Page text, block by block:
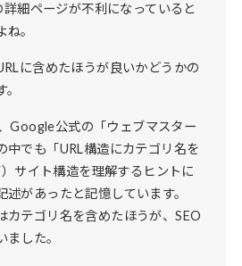
細ページが不利になっていると
。
に含めたほうが良いかどうかの
Google公式の「ウェブマスター
中でも「URL構造にカテゴリ名を
サイト構造を理解するヒントに
があったと記憶しています。
カテゴリ名を含めたほうが、SEO
した。